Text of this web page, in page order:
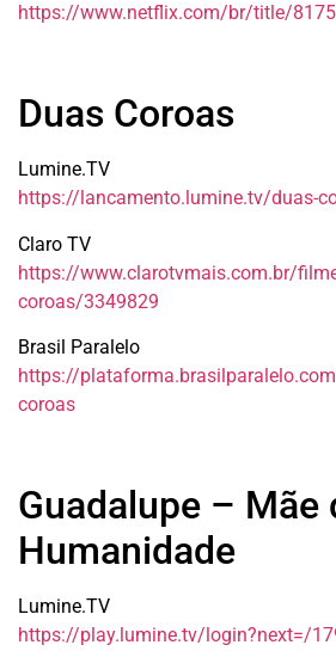
https://www.netflix.com/br/title/
Duas Coroas
Lumine.TV
https://lancamento.lumine.tv/duas-
Claro TV
https://www.clarotvmais.com.br/
coroas/3349829
Brasil Paralelo
https://
coroas
Guadalupe – Mãe
Humanidade
Lumine.TV
https://play.lumine.tv/login?next=/